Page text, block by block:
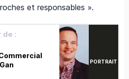
et responsables ».
de :
PORTRAIT